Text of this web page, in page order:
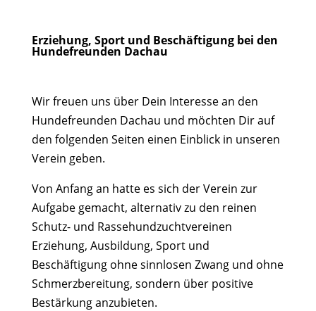
Erziehung, Sport und Beschäftigung bei den
Hundefreunden Dachau
Wir freuen uns über Dein Interesse an den
Hundefreunden Dachau und möchten Dir auf
den folgenden Seiten einen Einblick in unseren
Verein geben.
Von Anfang an hatte es sich der Verein zur
Aufgabe gemacht, alternativ zu den reinen
Schutz- und Rassehundzuchtvereinen
Erziehung, Ausbildung, Sport und
Beschäftigung ohne sinnlosen Zwang und ohne
Schmerzbereitung, sondern über positive
Bestärkung anzubieten.